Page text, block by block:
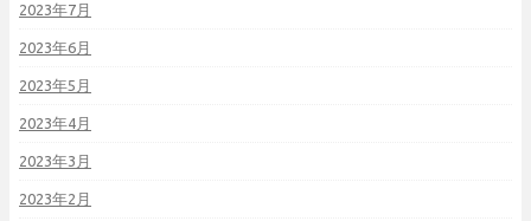
2023年7月
2023年6月
2023年5月
2023年4月
2023年3月
2023年2月